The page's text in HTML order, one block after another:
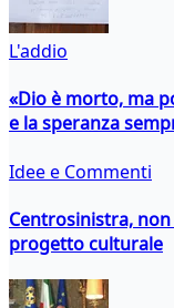
L'addio
«Dio è morto, ma
e la speranza
Idee e Commenti
Centrosinistra,
progetto culturale